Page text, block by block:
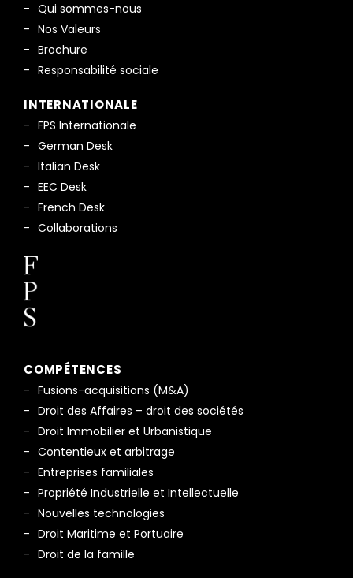
Qui sommes-nous
Nos Valeurs
Brochure
Responsabilité sociale
INTERNATIONALE
FPS Internationale
German Desk
Italian Desk
EEC Desk
French Desk
Collaborations
COMPÉTENCES
Fusions-acquisitions (M&A)
Droit des Affaires – droit des sociétés
Droit Immobilier et Urbanistique
Contentieux et arbitrage
Entreprises familiales
Propriété Industrielle et Intellectuelle
Nouvelles technologies
Droit Maritime et Portuaire
Droit de la famille